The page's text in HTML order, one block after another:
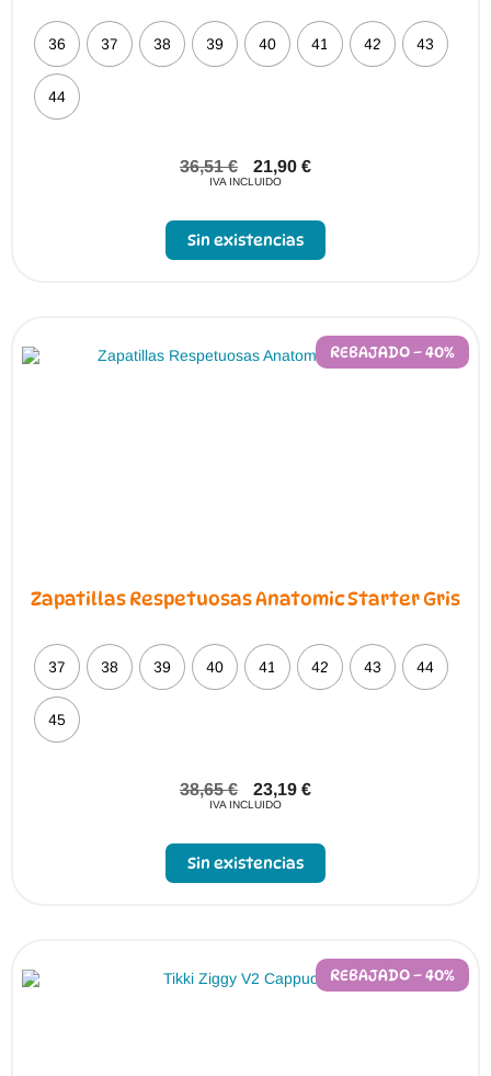
36 37 38 39 40 41 42 43
44
36,51€ 21,90 €
IVA INCLUIDO
Sin existencias
REBAJADO – 40%
Zapatillas Respetuosas Anatomic Starter Gris
37 38 39 40 41 42 43 44
45
38,65€ 23,19 €
IVA INCLUIDO
Sin existencias
REBAJADO – 40%